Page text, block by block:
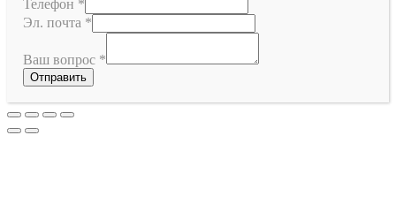
Телефон *
Эл. почта *
Ваш вопрос *
Отправить